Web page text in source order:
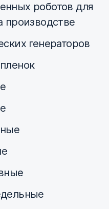
роботов для
производстве
генераторов